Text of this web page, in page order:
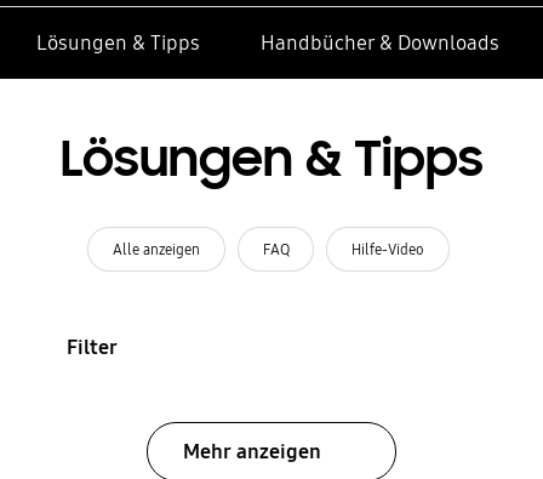
Lösungen & Tipps Handbücher & Downloads
Lösungen & Tipps
Alle anzeigen FAQ Hilfe-Video
Filter
Mehr anzeigen